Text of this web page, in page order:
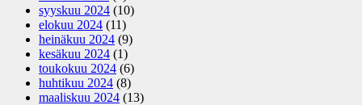
syyskuu 2024 (10)
elokuu 2024 (11)
heinäkuu 2024 (9)
kesäkuu 2024 (1)
toukokuu 2024 (6)
huhtikuu 2024 (8)
maaliskuu 2024 (13)